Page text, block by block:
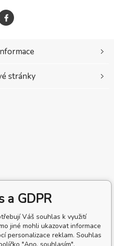
stránky
a GDPR
Váš souhlas k využití
jiné mohli ukazovat informace
personalizace reklam. Souhlas